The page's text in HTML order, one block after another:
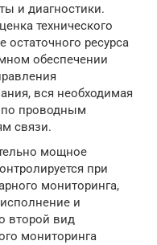
и диагностики.
технического
остаточного ресурса
обеспечении
вся необходимая
по проводным
связи.
мощное
при
мониторинга,
и
второй вид
мониторинга